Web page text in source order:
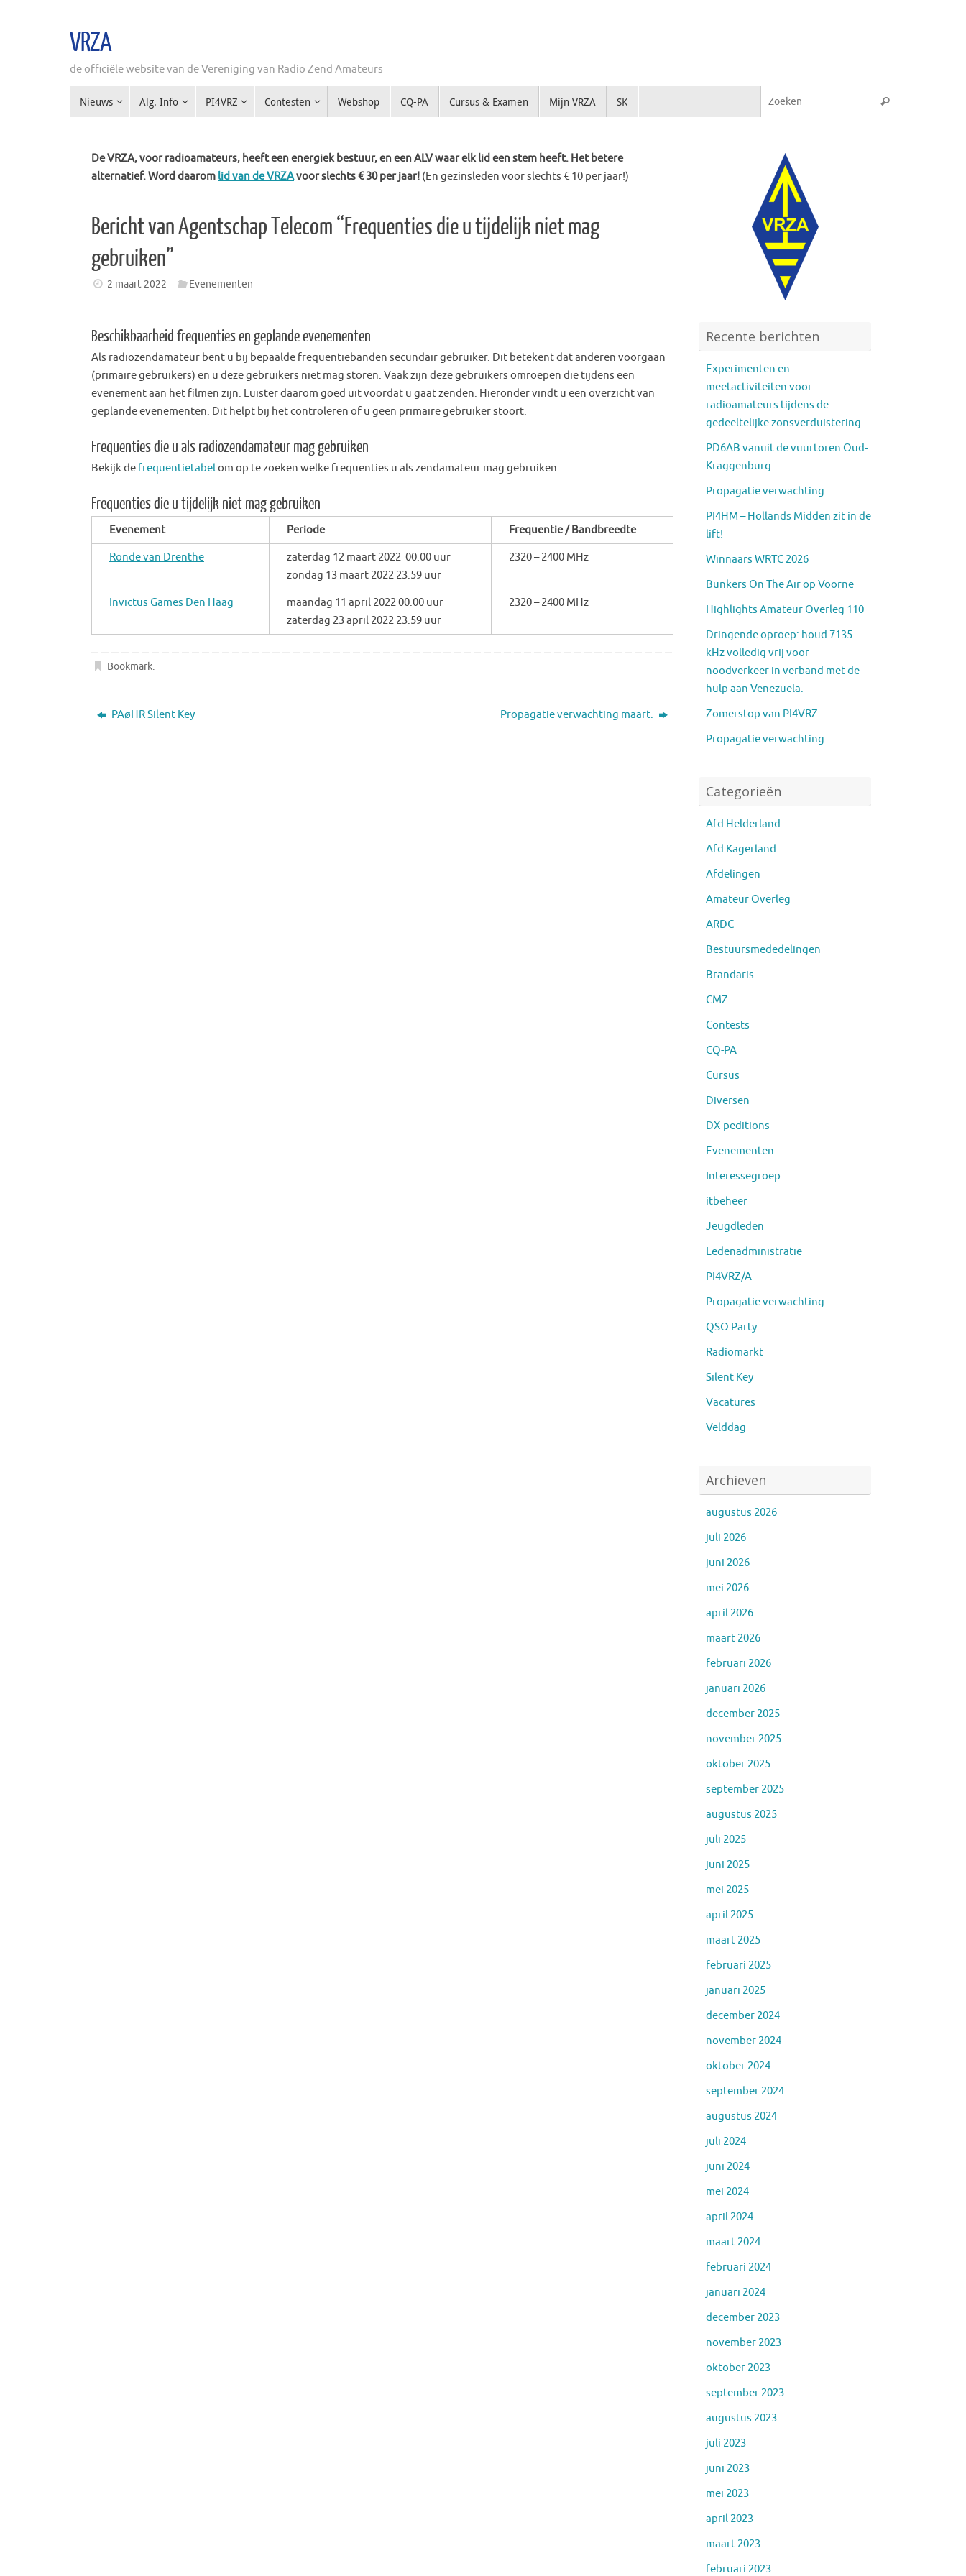
VRZA
de officiële website van de Vereniging van Radio Zend Amateurs
naarNieuws Alg. Info PI4VRZ Contesten Webshop CQ-PA Cursus & Examen Mijn VRZA SK Zoeken
De VRZA, voor radioamateurs, heeft een energiek bestuur, en een ALV waar elk lid een stem heeft. Het betere
alternatief. Word daarom lid van de VRZAvoor slechts € 30 per jaar! (En gezinsleden voor slechts € 10 per jaar!)
Bericht van Agentschap Telecom “Frequenties die u tijdelijk niet mag
gebruiken”
2 maart 2022 Evenementen
Beschikbaarheid frequenties en geplande evenementen
Als radiozendamateur bent u bij bepaalde frequentiebanden secundair gebruiker. Dit betekent dat anderen voorgaan
(primaire gebruikers) en u deze gebruikers niet mag storen. Vaak zijn deze gebruikers omroepen die tijdens een
evenement aan het filmen zijn. Luister daarom goed uit voordat u gaat zenden. Hieronder vindt u een overzicht van
geplande evenementen. Dit helpt bij het controleren of u geen primaire gebruiker stoort.
Frequenties die u als radiozendamateur mag gebruiken
Bekijk de frequentietabelom op te zoeken welke frequenties u als zendamateur mag gebruiken.
Frequenties die u tijdelijk niet mag gebruiken
Evenement Periode
Frequentie / Bandbreedte
Ronde van Drenthe
zaterdag 12 maart 2022 00.00 uur
zondag 13 maart 2022 23.59 uur
2320 – 2400 MHz
Invictus Games Den Haag
maandag 11 april 2022 00.00 uur
zaterdag 23 april 2022 23.59 uur
2320 – 2400 MHz
Bookmark.
PAøHR Silent Key Propagatie verwachting maart.
Recente berichten
Experimenten en
meetactiviteiten voor
radioamateurs tijdens de
gedeeltelijke zonsverduistering
PD6AB vanuit de vuurtoren Oud-
Kraggenburg
Propagatie verwachting
PI4HM – Hollands Midden zit in de
lift!
Winnaars WRTC 2026
Bunkers On The Air op Voorne
Highlights Amateur Overleg 110
Dringende oproep: houd 7135
kHz volledig vrij voor
noodverkeer in verband met de
hulp aan Venezuela.
Zomerstop van PI4VRZ
Propagatie verwachting
Categorieën
Afd Helderland
Afd Kagerland
Afdelingen
Amateur Overleg
ARDC
Bestuursmededelingen
Brandaris
CMZ
Contests
CQ-PA
Cursus
Diversen
DX-peditions
Evenementen
Interessegroep
itbeheer
Jeugdleden
Ledenadministratie
PI4VRZ/A
Propagatie verwachting
QSO Party
Radiomarkt
Silent Key
Vacatures
Velddag
Archieven
augustus 2026
juli 2026
juni 2026
mei 2026
april 2026
maart 2026
februari 2026
januari 2026
december 2025
november 2025
oktober 2025
september 2025
augustus 2025
juli 2025
juni 2025
mei 2025
april 2025
maart 2025
februari 2025
januari 2025
december 2024
november 2024
oktober 2024
september 2024
augustus 2024
juli 2024
juni 2024
mei 2024
april 2024
maart 2024
februari 2024
januari 2024
december 2023
november 2023
oktober 2023
september 2023
augustus 2023
juli 2023
juni 2023
mei 2023
april 2023
maart 2023
februari 2023